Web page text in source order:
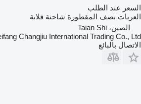
السعر عند الطلب
العربات نصف المقطورة شاحنة قلابة
الصين، Taian Shi
Changjiu International Trading Co., Ltd.
الاتصال بالبائع